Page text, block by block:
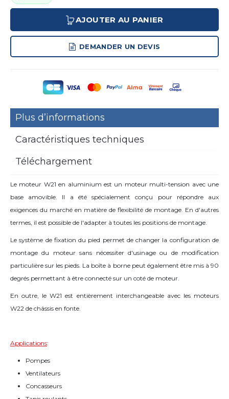
AJOUTER AU PANIER
DEMANDER UN DEVIS
Plus d’informations
Caractéristiques techniques
Téléchargement
Le moteur W21 en aluminium est un moteur multi-tension avec une
base amovible. Il a été spécialement conçu pour répondre aux
exigences du marché en matière de flexibilité de montage. En d'autres
termes, il est possible de l'adapter à toutes les positions de montage.
Le système de fixation du pied permet de changer la configuration de
montage du moteur sans nécessiter d'usinage ou de modification
particulière sur les pieds. La boîte à borne peut également être mis à 90
degrés permettant à être connecté sur un coté de moteur.
En outre, le W21 est entièrement interchangeable avec les moteurs
W22 de châssis en fonte.
Applications:
Pompes
Ventilateurs
Concasseurs